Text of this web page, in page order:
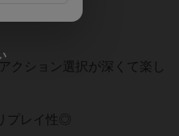
クション選択が深くて楽し
プレイ性◎